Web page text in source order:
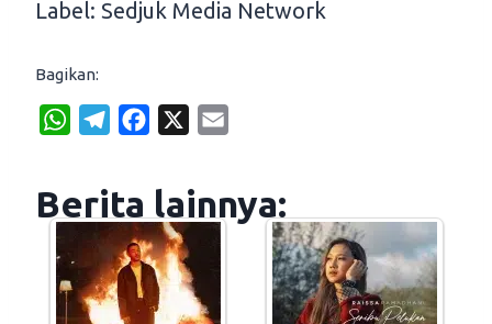
Label: Sedjuk Media Network
Bagikan:
W
t
p
e
g
r
a
e
b
o
o
i
Berita lainnya: